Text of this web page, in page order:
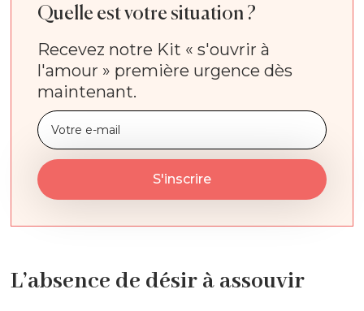
Quelle est votre situation ?
Recevez notre Kit « s'ouvrir à
l'amour » première urgence dès
maintenant.
L’absence de désir à assouvir